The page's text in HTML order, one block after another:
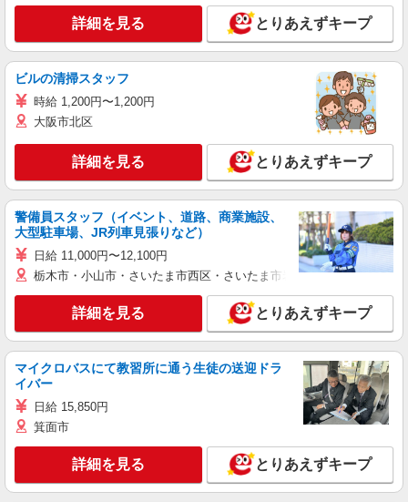
詳細を見る とりあえずキープ
ビルの清掃スタッフ
時給 1,200円〜1,200円
大阪市北区
詳細を見る とりあえずキープ
警備員スタッフ（イベント、道路、商業施設、
大型駐車場、JR列車見張りなど）
日給 11,000円〜12,100円
栃木市・小山市・さいたま市西区・さいたま市岩槻区・久喜市・蓮田
詳細を見る とりあえずキープ
マイクロバスにて教習所に通う生徒の送迎ドラ
イバー
日給 15,850円
箕面市
詳細を見る とりあえずキープ